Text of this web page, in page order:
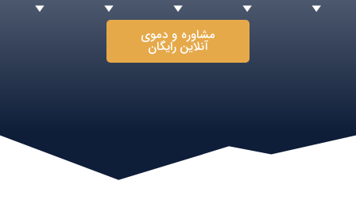
مشاوره و دموی
آنلاین رایگان